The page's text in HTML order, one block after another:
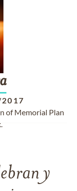
of Memorial Plan
y